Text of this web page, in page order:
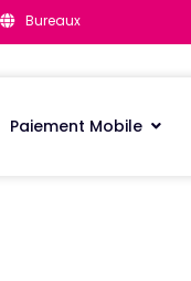
Bureaux
Paiement Mobile